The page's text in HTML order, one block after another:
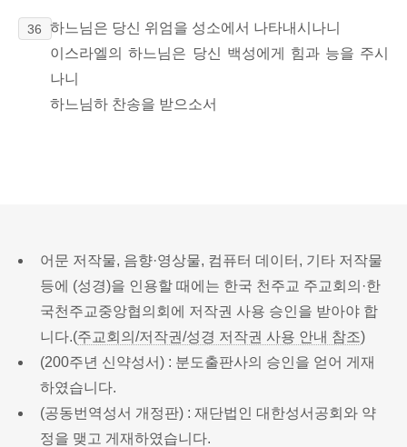
36
하느님은 당신 위엄을 성소에서 나타내시나니
이스라엘의 하느님은 당신 백성에게 힘과 능을 주시
나니
하느님하 찬송을 받으소서
어문 저작물, 음향·영상물, 컴퓨터 데이터, 기타 저작물
등에 (성경)을 인용할 때에는 한국 천주교 주교회의·한
국천주교중앙협의회에 저작권 사용 승인을 받아야 합
니다.(주교회의/저작권/성경 저작권 사용 안내 참조)
(200주년 신약성서) : 분도출판사의 승인을 얻어 게재
하였습니다.
(공동번역성서 개정판) : 재단법인 대한성서공회와 약
정을 맺고 게재하였습니다.